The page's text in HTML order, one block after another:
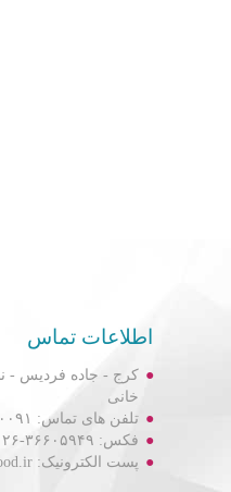
اطلاعات تماس
خانی
تلفن های تماس: ۳۶۶۰۰۰۹۱-۰۲۶ - ۳۶۶۰۲۷۴۰-۰۲۶
فکس: ۳۶۶۰۵۹۴۹-۰۲۶
پست الکترونیک: info@karajhood.ir